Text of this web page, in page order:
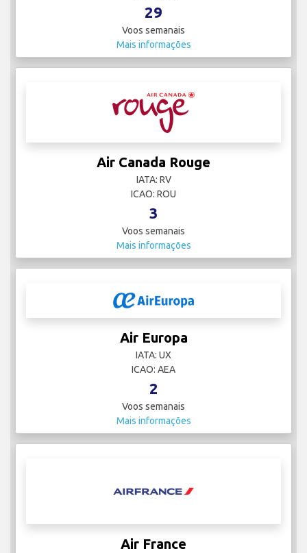
29
Voos semanais
Mais informações
Air Canada Rouge
IATA: RV
ICAO: ROU
3
Voos semanais
Mais informações
Air Europa
IATA: UX
ICAO: AEA
2
Voos semanais
Mais informações
Air France